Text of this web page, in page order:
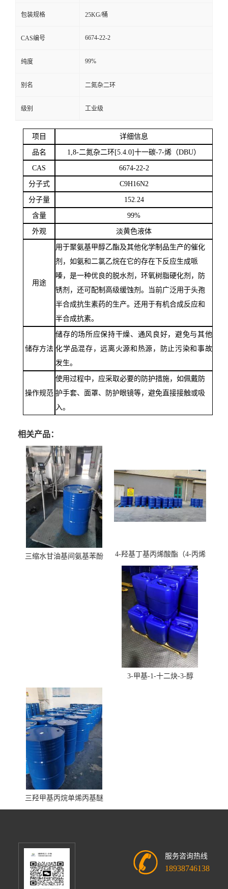
言
包装规格 25KG/桶
CAS编号 6674-22-2
纯度 99%
别名 二氮杂二环
级别 工业级
项目 详细信息
品名 1,8-二氮杂二环[5.4.0]十一碳-7-烯（DBU）
CAS 6674-22-2
分子式 C9H16N2
分子量 152.24
含量 99%
外观 淡黄色液体
用途
用于聚氨基甲醇乙酯及其他化学制品生产的催化
剂，如氨和二氯乙烷在它的存在下反应生成哌
嗪，是一种优良的脱水剂，环氧树脂硬化剂，防
锈剂，还可配制高级缓蚀剂。当前广泛用于头孢
半合成抗生素药的生产。还用于有机合成反应和
半合成抗素。
储存方法
储存的场所应保持干燥、通风良好，避免与其他
化学品混存，远离火源和热源，防止污染和事故
发生。
操作规范
使用过程中，应采取必要的防护措施，如佩戴防
护手套、面罩、防护眼镜等，避免直接接触或吸
入。
相关产品：
三缩水甘油基间氨基苯酚
4-羟基丁基丙烯酸酯（4-丙烯
酸羟丁酯）
3-甲基-1-十二炔-3-醇
三羟甲基丙烷单烯丙基醚
服务咨询热线
18938746138